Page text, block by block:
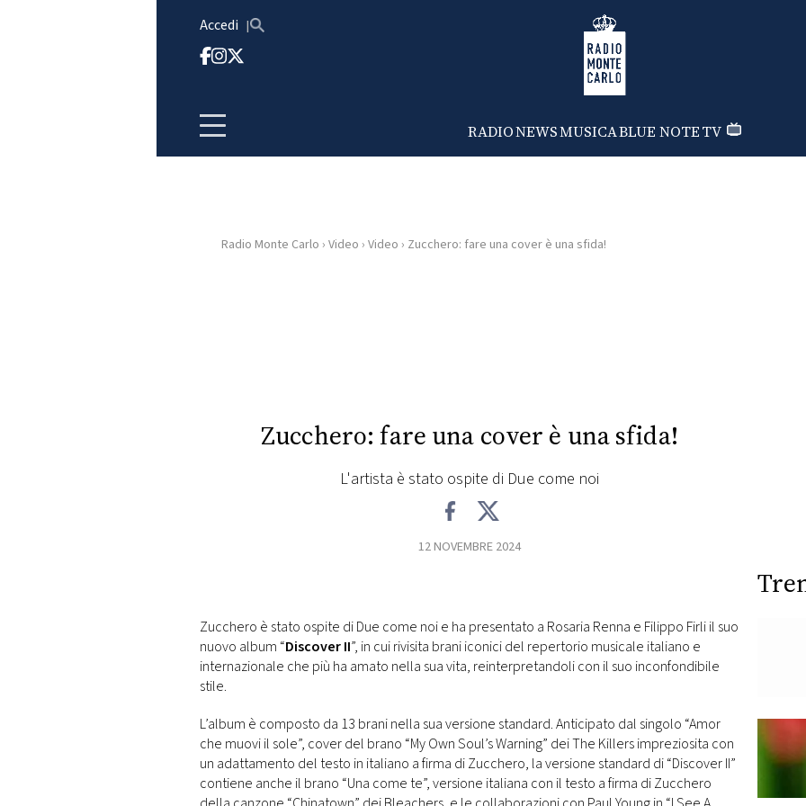
Accedi Radio Monte Carlo
RADIONEWSMUSICABLUE NOTETV
HOME
EVENTI
VIDEO
TV
PRINCIPATO
Radio Monte Carlo › Video › Video › Zucchero: fare una cover è una sfida!
Zucchero: fare una cover è una sfida!
L'artista è stato ospite di Due come noi
12 NOVEMBRE 2024
Zucchero è stato ospite di Due come noi e ha presentato a Rosaria Renna e Filippo Firli il suo
nuovo album “Discover II”, in cui rivisita brani iconici del repertorio musicale italiano e
internazionale che più ha amato nella sua vita, reinterpretandoli con il suo inconfondibile
stile.
L’album è composto da 13 brani nella sua versione standard. Anticipato dal singolo “Amor
che muovi il sole”, cover del brano “My Own Soul’s Warning” dei The Killers impreziosita con
un adattamento del testo in italiano a firma di Zucchero, la versione standard di “Discover II”
contiene anche il brano “Una come te”, versione italiana con il testo a firma di Zucchero